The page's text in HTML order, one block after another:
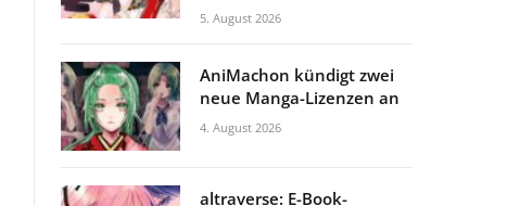
5. August 2026
AniMachon kündigt zwei
neue Manga-Lizenzen an
4. August 2026
altraverse: E-Book-